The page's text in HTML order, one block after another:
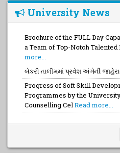
University News
Brochure of the FULL Day
a Team of Top-Notch
more...
બેકરી તાલીમમાં પ્રવેશ અંગેની
Progress of Soft Skill
Programmes by the
Counselling CelRead more...